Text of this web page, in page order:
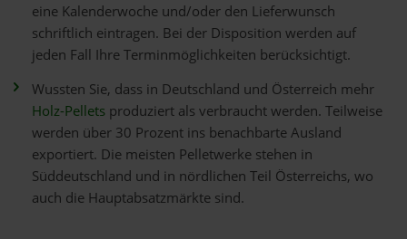
eine Kalenderwoche und/oder den Lieferwunsch
schriftlich eintragen. Bei der Disposition werden auf
jeden Fall Ihre Terminmöglichkeiten berücksichtigt.
Wussten Sie, dass in Deutschland und Österreich mehr
Holz-Pellets produziert als verbraucht werden. Teilweise
werden über 30 Prozent ins benachbarte Ausland
exportiert. Die meisten Pelletwerke stehen in
Süddeutschland und in nördlichen Teil Österreichs, wo
auch die Hauptabsatzmärkte sind.